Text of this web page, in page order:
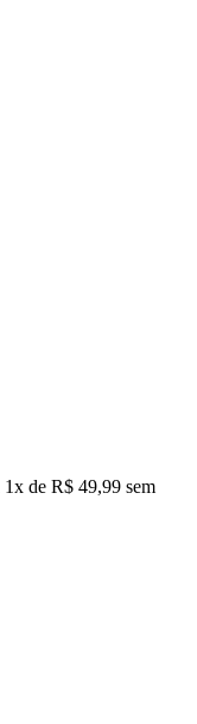
1x de R$ 49,99 sem